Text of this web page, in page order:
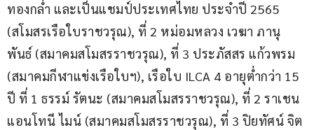
ทองกล่ำ และเป็นแชมป์ประเทศไทย ประจำปี 2565
(สโมสรเรือใบราชวรุณ), ที่ 2 หม่อมหลวง เวฆา ภานุ
พันธ์ (สมาคมสโมสรราชวรุณ), ที่ 3 ประภัสสร แก้วพรม
(สมาคมกีฬาแข่งเรือใบฯ), เรือใบ ILCA 4 อายุต่ำกว่า 15
ปี ที่ 1 ธรรม์ รัตนะ (สมาคมสโมสรราชวรุณ), ที่ 2 ราเชน
แอนโทนี ไมน์ (สมาคมสโมสรราชวรุณ), ที่ 3 ปิยทัศน์ จิต